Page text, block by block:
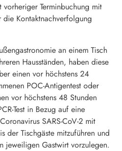
Terminbuchung mit
die Kontaktnachverfolgung
an einem Tisch
Hausständen, haben diese
einen vor höchstens 24
POC-Antigentest oder
vor höchstens 48 Stunden
Test in Bezug auf eine
SARS-CoV-2 mit
der Tischgäste mitzuführen und
jeweiligen Gastwirt vorzulegen.